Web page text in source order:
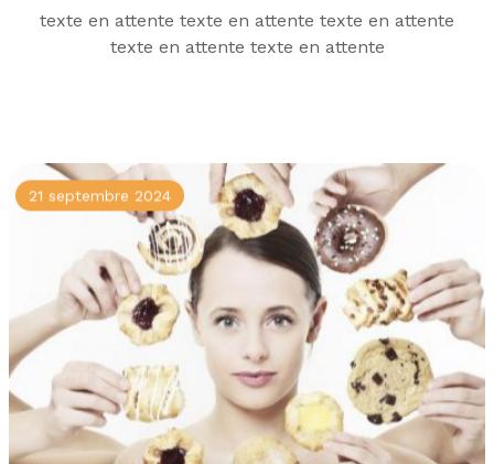
texte en attente texte en attente texte en attente
texte en attente texte en attente
21 septembre 2024